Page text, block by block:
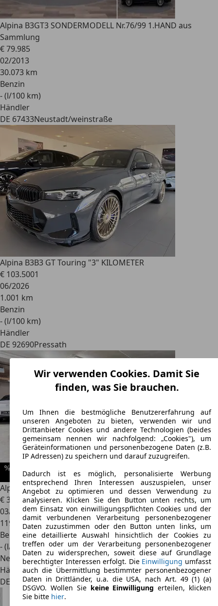
Alpina B3GT3 SONDERMODELL Nr.76/99 1.HAND aus
Sammlung
€ 79.985
02/2013
30.073 km
Benzin
- (l/100 km)
Händler
DE 67433Neustadt/weinstraße
Alpina B3B3 GT Touring "3" KILOMETER
€ 103.5001
06/2026
1.001 km
Benzin
- (l/100 km)
Händler
DE 92690Pressath
Alpina B33,0 Cabrio *Deutsch*Alpina-Scheckheft*1.Hand*
€ 38.780
03/2011
119.700 km
Benzin
- (l/100 km)
Neu
Händler
DE 55129Mainz
Wir verwenden Cookies. Damit Sie
finden, was Sie brauchen.
Um Ihnen die bestmögliche Benutzererfahrung auf
unseren Angeboten zu bieten, verwenden wir und
Drittanbieter Cookies und andere Technologien (beides
gemeinsam nennen wir nachfolgend: „Cookies"), um
Geräteinformationen und personenbezogene Daten (z.B.
IP Adressen) zu speichern und darauf zuzugreifen.
Dadurch ist es möglich, personalisierte Werbung
entsprechend Ihren Interessen auszuspielen, unser
Angebot zu optimieren und dessen Verwendung zu
analysieren. Klicken Sie den Button unten rechts, um
dem Einsatz von einwilligungspflichten Cookies und der
damit verbundenen Verarbeitung personenbezogener
Daten zuzustimmen oder den Button unten links, um
eine detaillierte Auswahl hinsichtlich der Cookies zu
treffen oder um der Verarbeitung personenbezogener
Daten zu widersprechen, soweit diese auf Grundlage
berechtigter Interessen erfolgt. Die Einwilligung umfasst
auch die Übermittlung bestimmter personenbezogener
Daten in Drittländer, u.a. die USA, nach Art. 49 (1) (a)
DSGVO. Wollen Sie keine Einwilligung erteilen, klicken
Sie bitte hier.